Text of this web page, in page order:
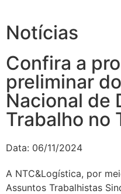
Notícias
Confira a
preliminar
Nacional de
Trabalho no
Data: 06/11/2024
A NTC&Logística, por
Assuntos Trabalhistas